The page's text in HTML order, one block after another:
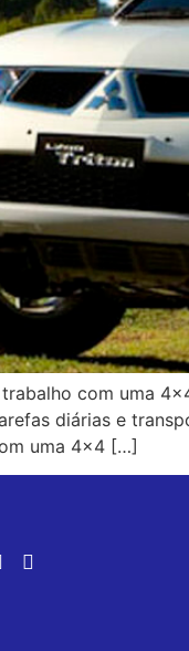
com uma
diárias e
uma 4×4 […]